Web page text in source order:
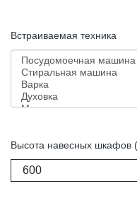
Встраиваемая техника
Высота навесных шкафов
600